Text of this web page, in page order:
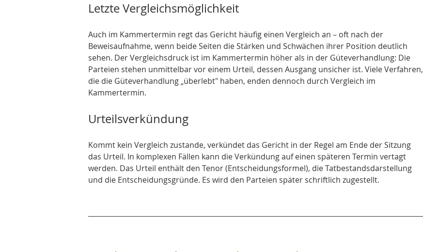
Letzte Vergleichsmöglichkeit
Auch im Kammertermin regt das Gericht häufig einen Vergleich an – oft nach der
Beweisaufnahme, wenn beide Seiten die Stärken und Schwächen ihrer Position deutlich
sehen. Der Vergleichsdruck ist im Kammertermin höher als in der Güteverhandlung: Die
Parteien stehen unmittelbar vor einem Urteil, dessen Ausgang unsicher ist. Viele Verfahren,
die die Güteverhandlung „überlebt" haben, enden dennoch durch Vergleich im
Kammertermin.
Urteilsverkündung
Kommt kein Vergleich zustande, verkündet das Gericht in der Regel am Ende der Sitzung
das Urteil. In komplexen Fällen kann die Verkündung auf einen späteren Termin vertagt
werden. Das Urteil enthält den Tenor (Entscheidungsformel), die Tatbestandsdarstellung
und die Entscheidungsgründe. Es wird den Parteien später schriftlich zugestellt.